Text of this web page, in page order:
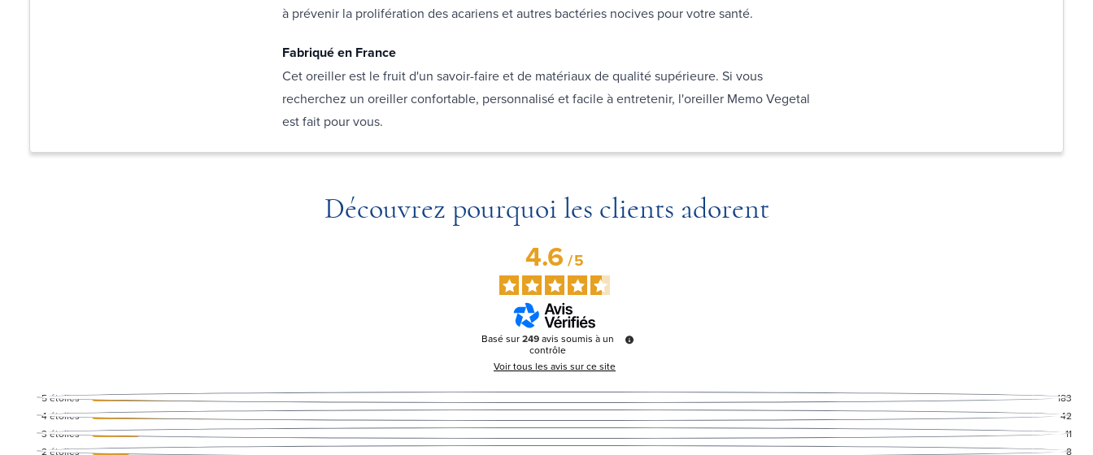
à prévenir la prolifération des acariens et autres bactéries nocives pour votre santé.
Fabriqué en France
Cet oreiller est le fruit d'un savoir-faire et de matériaux de qualité supérieure. Si vous
recherchez un oreiller confortable, personnalisé et facile à entretenir, l'oreiller Memo Vegetal
est fait pour vous.
Découvrez pourquoi les clients adorent
4.6/5
Basé sur249 avis soumis à un
contrôle
Voir tous les avis sur ce site
5étoiles
183
4étoiles
42
3 étoiles
11
2étoiles 8